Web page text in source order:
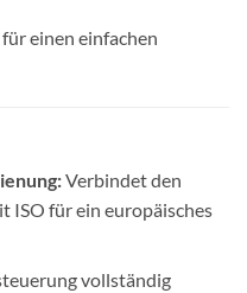
einen einfachen
Verbindet den
ISO für ein europäisches
vollständig